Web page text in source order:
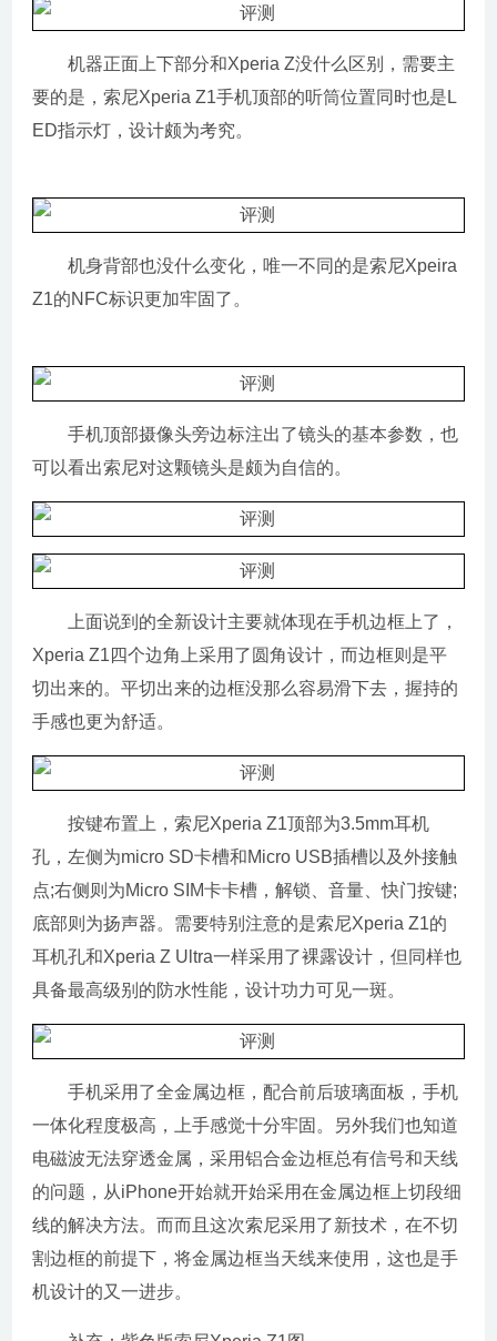
机器正面上下部分和Xperia Z没什么区别，需要主
要的是，索尼Xperia Z1手机顶部的听筒位置同时也是L
ED指示灯，设计颇为考究。
机身背部也没什么变化，唯一不同的是索尼Xpeira
Z1的NFC标识更加牢固了。
手机顶部摄像头旁边标注出了镜头的基本参数，也
可以看出索尼对这颗镜头是颇为自信的。
上面说到的全新设计主要就体现在手机边框上了，
Xperia Z1四个边角上采用了圆角设计，而边框则是平
切出来的。平切出来的边框没那么容易滑下去，握持的
手感也更为舒适。
按键布置上，索尼Xperia Z1顶部为3.5mm耳机
孔，左侧为micro SD卡槽和Micro USB插槽以及外接触
点;右侧则为Micro SIM卡卡槽，解锁、音量、快门按键;
底部则为扬声器。需要特别注意的是索尼Xperia Z1的
耳机孔和Xperia Z Ultra一样采用了裸露设计，但同样也
具备最高级别的防水性能，设计功力可见一斑。
手机采用了全金属边框，配合前后玻璃面板，手机
一体化程度极高，上手感觉十分牢固。另外我们也知道
电磁波无法穿透金属，采用铝合金边框总有信号和天线
的问题，从iPhone开始就开始采用在金属边框上切段细
线的解决方法。而而且这次索尼采用了新技术，在不切
割边框的前提下，将金属边框当天线来使用，这也是手
机设计的又一进步。